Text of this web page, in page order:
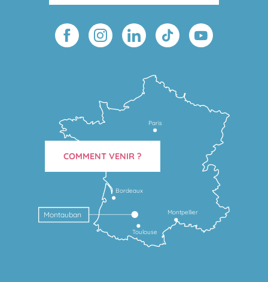
Toulouse
Montpellier
Bordeaux
Montauban
Paris
COMMENT VENIR ?